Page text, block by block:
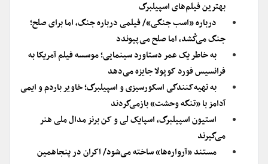
بهترین فیلم‌های اسپیلبرگ
درباره «اسب جنگی»/ فیلمی درباره جنگ، اما برای صلح؛
جنگ می‌کُشد، اما صلح می‌پیوندد
به خاطر یک عمر دستاورد سینمایی؛ موسسه فیلم آمریکا به
فرانسیس فورد کوپولا جایزه می‌دهد
به تهیه‌کنندگی اسکورسیزی و اسپیلبرگ؛ خاویر باردم و ایمی
آدامز با «تنگه وحشت» بازمی‌گردند
استیون اسپیلبرگ، اسپایک لی و کن برنز مدال ملی هنر
می‌گیرند
مستند «آرواره‌ها» ساخته می‌شود/ اکران در پنجاهمین